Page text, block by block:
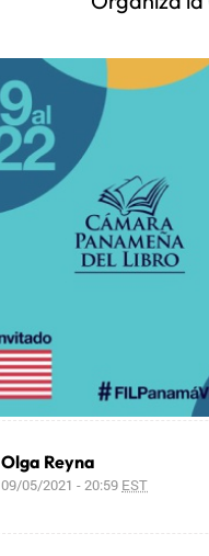
Olga Reyna
09/05/2021 - 20:59 EST